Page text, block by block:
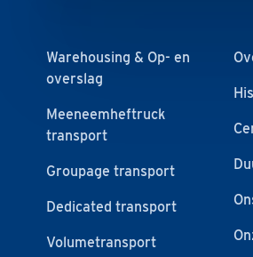
Warehousing & Op- en
overslag
Meeneemheftruck
transport
Groupage transport
Dedicated transport
Volumetransport